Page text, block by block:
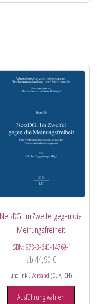
NetzDG: Im Zweifel gegen die
Meinungsfreiheit
ISBN: 978-3-643-14769-1
ab44,90 €
und inkl. Versand (D, A, CH)
Ausführung wählen